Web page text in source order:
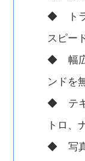
◆ トラ
スピー
◆ 幅広
ンドを
◆ テキ
トロ、
◆ 写真